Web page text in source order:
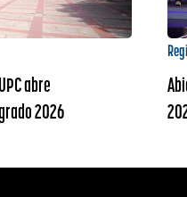
abre
2026